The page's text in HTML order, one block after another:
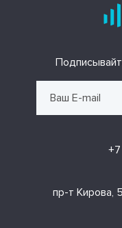
пр-т Кирова,